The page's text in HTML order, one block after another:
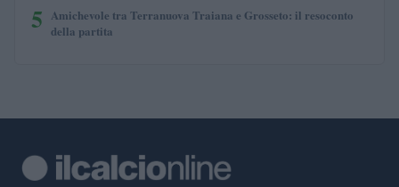
5 Amichevole tra Terranuova Traiana e Grosseto: il resoconto
della partita